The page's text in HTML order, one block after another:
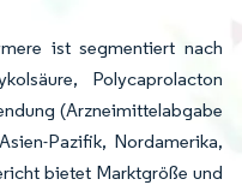
ist segmentiert nach
Polycaprolacton
(Arzneimittelabgabe
Pazifik, Nordamerika,
bietet Marktgröße und